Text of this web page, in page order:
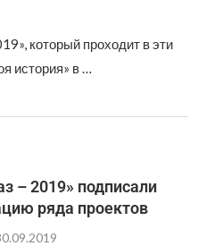
который проходит в эти
история» в …
– 2019» подписали
ряда проектов